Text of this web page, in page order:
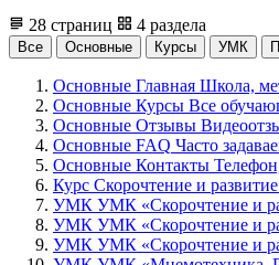
28 страниц 4 раздела
Все Основные Курсы УМК
Основные Главная Школа,
Основные Курсы Все
Основные Отзывы
Основные FAQ Часто
Основные Контакты
Курс Скорочтение и
УМК УМК «Скорочтение и
УМК УМК «Скорочтение и
УМК УМК «Скорочтение и